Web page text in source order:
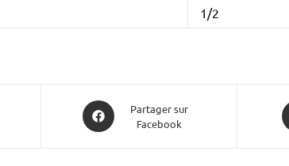
1/2
Partager sur
Facebook